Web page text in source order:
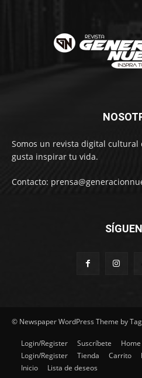
Somos un revista digital cultural
gusta inspirar tu vida.
Contacto:
© Newspaper WordPress Theme by
Login/Register Suscríbete Home
Login/Register
Tienda Carrito
Inicio
Lista de deseos